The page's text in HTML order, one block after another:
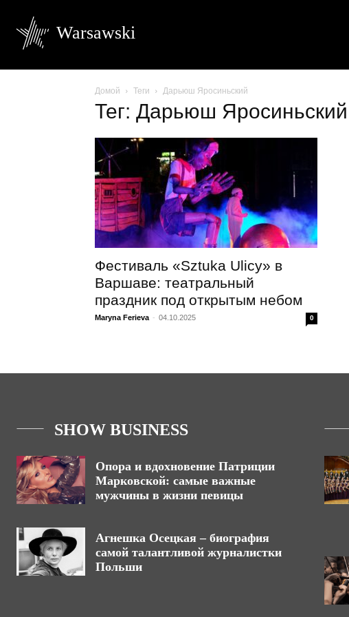
Warsawski
Домой Теги Дарьюш Яросиньский
Тег: Дарьюш Яросиньский
Фестиваль «Sztuka Ulicy» в
Варшаве: театральный
праздник под открытым небом
Maryna Ferieva - 04.10.2025 0
SHOW BUSINESS
Опора и вдохновение Патриции
Марковской: самые важные
мужчины в жизни певицы
Агнешка Осецкая – биография
самой талантливой журналистки
Польши